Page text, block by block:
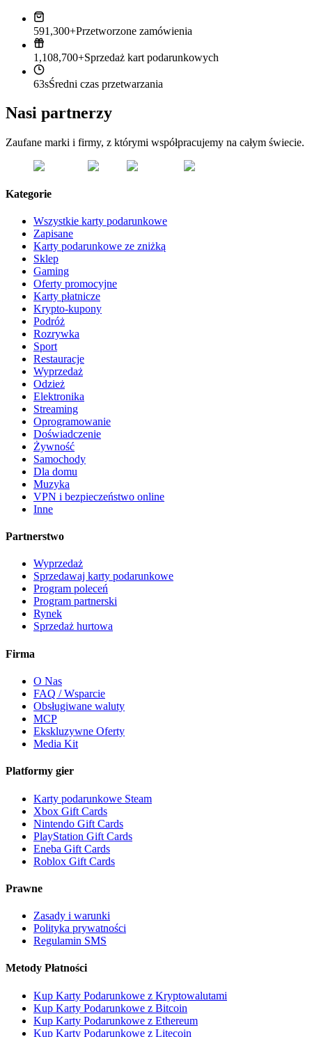
591,300+Przetworzone zamówienia
1,108,700+Sprzedaż kart podarunkowych
63sŚredni czas przetwarzania
Nasi partnerzy
Zaufane marki i firmy, z którymi współpracujemy na całym świecie.
Kategorie
Wszystkie karty podarunkowe
Zapisane
Karty podarunkowe ze zniżką
Sklep
Gaming
Oferty promocyjne
Karty płatnicze
Krypto-kupony
Podróż
Rozrywka
Sport
Restauracje
Wyprzedaż
Odzież
Elektronika
Streaming
Oprogramowanie
Doświadczenie
Żywność
Samochody
Dla domu
Muzyka
VPN i bezpieczeństwo online
Inne
Partnerstwo
Wyprzedaż
Sprzedawaj karty podarunkowe
Program poleceń
Program partnerski
Rynek
Sprzedaż hurtowa
Firma
O Nas
FAQ / Wsparcie
Obsługiwane waluty
MCP
Ekskluzywne Oferty
Media Kit
Platformy gier
Karty podarunkowe Steam
Xbox Gift Cards
Nintendo Gift Cards
PlayStation Gift Cards
Eneba Gift Cards
Roblox Gift Cards
Prawne
Zasady i warunki
Polityka prywatności
Regulamin SMS
Metody Płatności
Kup Karty Podarunkowe z Kryptowalutami
Kup Karty Podarunkowe z Bitcoin
Kup Karty Podarunkowe z Ethereum
Kup Karty Podarunkowe z Litecoin